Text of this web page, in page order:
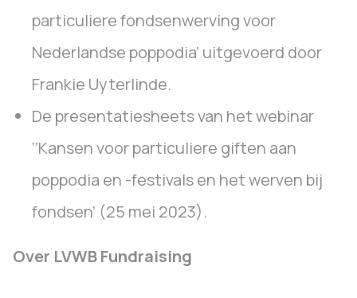
particuliere fondsenwerving voor
Nederlandse poppodia’ uitgevoerd door
Frankie Uyterlinde.
De presentatiesheets van het webinar
‘‘Kansen voor particuliere giften aan
poppodia en -festivals en het werven bij
fondsen’ (25 mei 2023).
Over LVWB Fundraising